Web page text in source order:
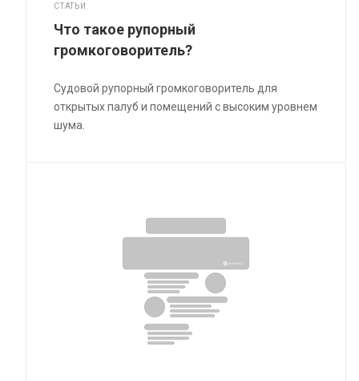
СТАТЬИ
Что такое рупорный
громкоговоритель?
Судовой рупорный громкоговоритель для
открытых палуб и помещений с высоким уровнем
шума.